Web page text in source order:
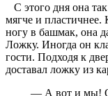
С этого дня она
мягче и
ногу в башмак, она
Ложку. Иногда он
гости. Подходя к
доставал ложку из
— А вот и мы!